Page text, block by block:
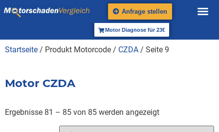
Anfrage stellen
Motor Diagnose für 23€
Startseite / Produkt Motorcode / CZDA / Seite 9
Motor CZDA
Ergebnisse 81 – 85 von 85 werden angezeigt